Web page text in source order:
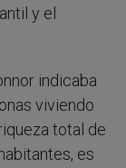
y el
indicaba
viviendo
total de
es